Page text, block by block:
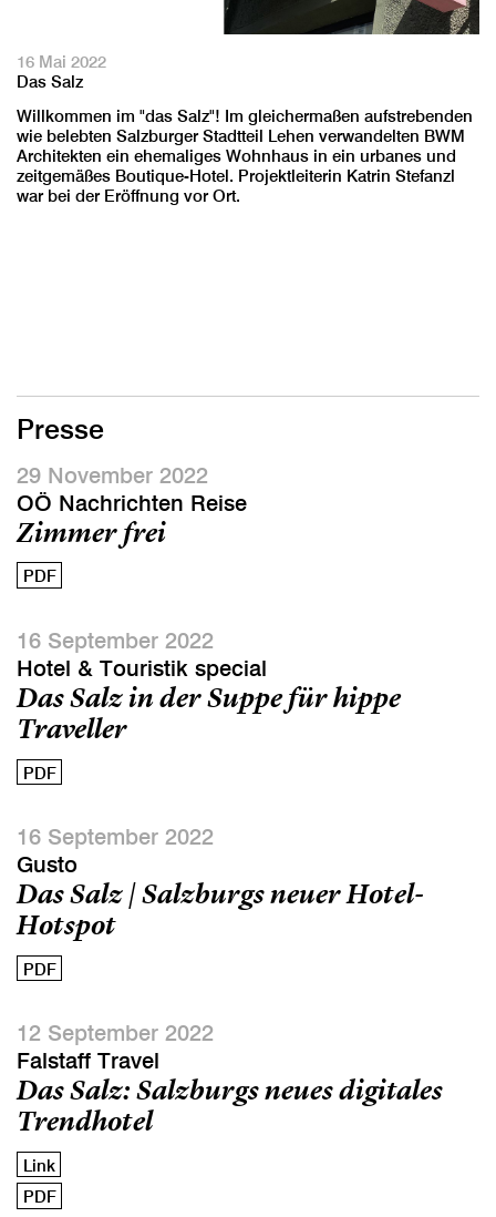
16 Mai 2022
Das Salz
Willkommen im "das Salz"! Im gleichermaßen aufstrebenden
wie belebten Salzburger Stadtteil Lehen verwandelten BWM
Architekten ein ehemaliges Wohnhaus in ein urbanes und
zeitgemäßes Boutique-Hotel. Projektleiterin Katrin Stefanzl
war bei der Eröffnung vor Ort.
Presse
29 November 2022
OÖ Nachrichten Reise
Zimmer frei
PDF
16 September 2022
Hotel & Touristik special
Das Salz in der Suppe für hippe
Traveller
PDF
16 September 2022
Gusto
Das Salz | Salzburgs neuer Hotel-
Hotspot
PDF
12 September 2022
Falstaff Travel
Das Salz: Salzburgs neues digitales
Trendhotel
Link
PDF